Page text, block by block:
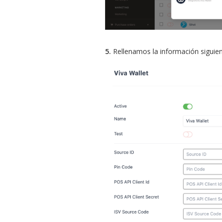
5. Rellenamos la información